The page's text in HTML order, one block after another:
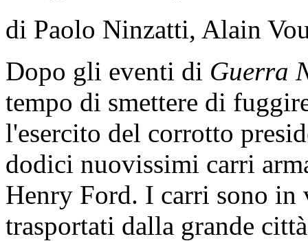
di Paolo Ninzatti, Alain
Dopo gli eventi di Guerra
tempo di smettere di
l'esercito del corrotto
dodici nuovissimi carri
Henry Ford. I carri sono
trasportati dalla grande